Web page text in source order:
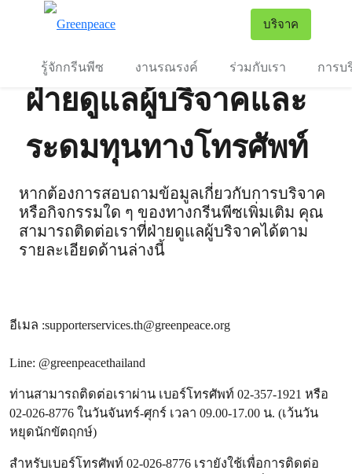
บริจาค
รู้จักกรีนพีซ งานรณรงค์ ร่วมกับเรา การบ
ฝ่ายดูแลผู้บริจาคและ
ระดมทุนทางโทรศัพท์
หากต้องการสอบถามข้อมูลเกี่ยวกับการบริจาค
หรือกิจกรรมใด ๆ ของทางกรีนพีซเพิ่มเติม คุณ
สามารถติดต่อเราที่ฝ่ายดูแลผู้บริจาคได้ตาม
รายละเอียดด้านล่างนี้
อีเมล :supporterservices.th@greenpeace.org
Line: @greenpeacethailand
ท่านสามารถติดต่อเราผ่าน เบอร์โทรศัพท์ 02-357-1921 หรือ
02-026-8776 ในวันจันทร์-ศุกร์ เวลา 09.00-17.00 น. (เว้นวัน
หยุดนักขัตฤกษ์)
สำหรับเบอร์โทรศัพท์ 02-026-8776 เรายังใช้เพื่อการติดต่อ